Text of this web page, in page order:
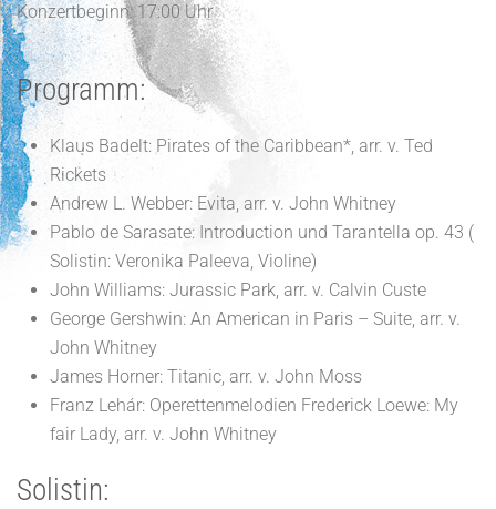
Konzertbeginn: 17:00 Uhr
Programm:
Klaus Badelt: Pirates of the Caribbean*, arr. v. Ted
Rickets
Andrew L. Webber: Evita, arr. v. John Whitney
Pablo de Sarasate: Introduction und Tarantella op. 43 (
Solistin: Veronika Paleeva, Violine)
John Williams: Jurassic Park, arr. v. Calvin Custe
George Gershwin: An American in Paris – Suite, arr. v.
John Whitney
James Horner: Titanic, arr. v. John Moss
Franz Lehár: Operettenmelodien Frederick Loewe: My
fair Lady, arr. v. John Whitney
Solistin: